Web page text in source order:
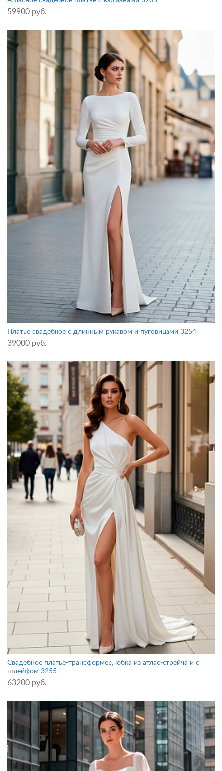
59900 руб.
Платье свадебное с длинным рукавом и пуговицами 3254
39000 руб.
Свадебное платье-трансформер, юбка из атлас-стрейча и с
шлейфом 3255
63200 руб.